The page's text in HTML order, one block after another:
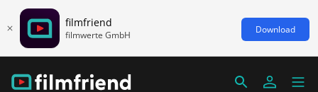
filmfriend
filmwerte GmbH Download